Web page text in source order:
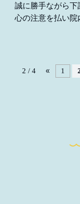
誠に勝手ながら
心の注意を払い院
2 / 4 « 1